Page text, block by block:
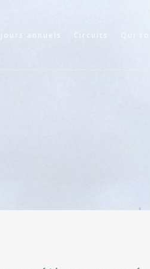
annuels Circuits